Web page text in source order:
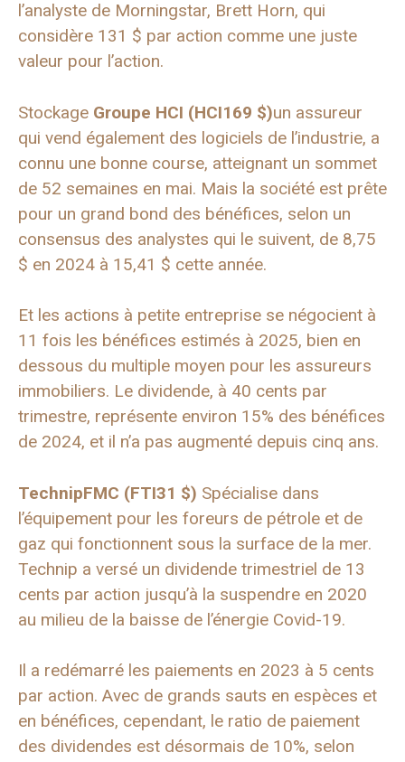
l’analyste de Morningstar, Brett Horn, qui
considère 131 $ par action comme une juste
valeur pour l’action.
Stockage Groupe HCI (HCI169 $)un assureur
qui vend également des logiciels de l’industrie, a
connu une bonne course, atteignant un sommet
de 52 semaines en mai. Mais la société est prête
pour un grand bond des bénéfices, selon un
consensus des analystes qui le suivent, de 8,75
$ en 2024 à 15,41 $ cette année.
Et les actions à petite entreprise se négocient à
11 fois les bénéfices estimés à 2025, bien en
dessous du multiple moyen pour les assureurs
immobiliers. Le dividende, à 40 cents par
trimestre, représente environ 15% des bénéfices
de 2024, et il n’a pas augmenté depuis cinq ans.
TechnipFMC (FTI31 $) Spécialise dans
l’équipement pour les foreurs de pétrole et de
gaz qui fonctionnent sous la surface de la mer.
Technip a versé un dividende trimestriel de 13
cents par action jusqu’à la suspendre en 2020
au milieu de la baisse de l’énergie Covid-19.
Il a redémarré les paiements en 2023 à 5 cents
par action. Avec de grands sauts en espèces et
en bénéfices, cependant, le ratio de paiement
des dividendes est désormais de 10%, selon